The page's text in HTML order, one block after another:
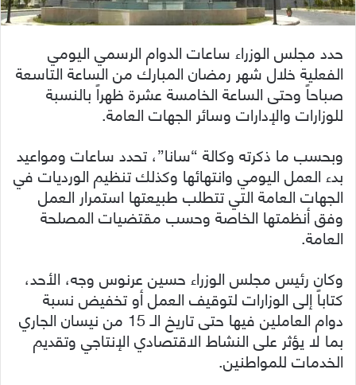
حدد مجلس الوزراء ساعات الدوام الرسمي اليومي
الفعلية خلال شهر رمضان المبارك من الساعة التاسعة
صباحاً وحتى الساعة الخامسة عشرة ظهراً بالنسبة
للوزارات والإدارات وسائر الجهات العامة.
وبحسب ما ذكرته وكالة “سانا”، تحدد ساعات ومواعيد
بدء العمل اليومي وانتهائها وكذلك تنظيم الورديات في
الجهات العامة التي تتطلب طبيعتها استمرار العمل
وفق أنظمتها الخاصة وحسب مقتضيات المصلحة
العامة.
وكان رئيس مجلس الوزراء حسين عرنوس وجه، الأحد،
كتاباً إلى الوزارات لتوقيف العمل أو تخفيض نسبة
دوام العاملين فيها حتى تاريخ الـ 15 من نيسان الجاري
بما لا يؤثر على النشاط الاقتصادي الإنتاجي وتقديم
الخدمات للمواطنين.